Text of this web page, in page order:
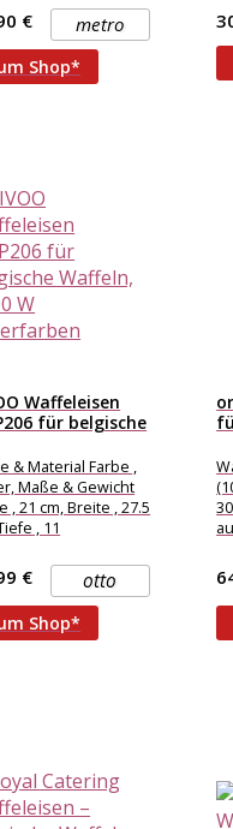
und mit dem
metro
€
Shop*
Waffeleisen
für belgische
& Material Farbe ,
Maße & Gewicht
, 21 cm, Breite , 27.5
, 11
otto
€
Shop*